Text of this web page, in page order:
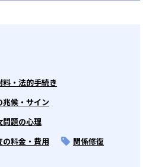
料・法的手続き
兆候・サイン
問題の心理
の料金・費用
関係修復